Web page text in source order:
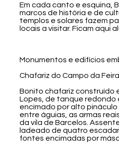
Em cada canto e esquina,
marcos de história e de
templos e solares fazem
locais a visitar. Ficam aqui
Monumentos e edifícios
Chafariz do Campo da Feira
Bonito chafariz construído
Lopes, de tanque redondo
encimado por alto
entre águias, as armas
da vila de Barcelos.
ladeado de quatro
fontes encimadas por